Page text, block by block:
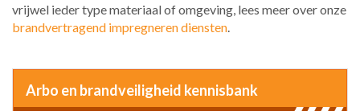
vrijwel ieder type materiaal of omgeving, lees meer over onze
brandvertragend impregneren diensten.
Arbo en brandveiligheid kennisbank